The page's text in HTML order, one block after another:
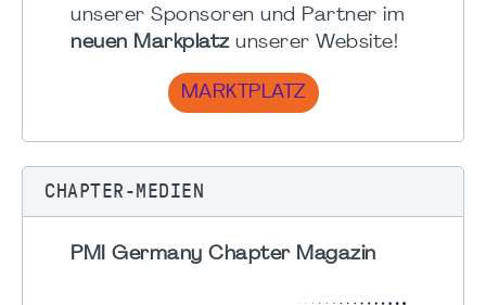
unserer Sponsoren und Partner im
neuen Markplatzunserer Website!
MARKTPLATZ
CHAPTER-MEDIEN
PMI Germany Chapter Magazin